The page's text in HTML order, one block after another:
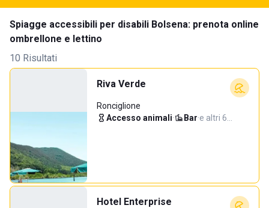
Spiagge accessibili per disabili Bolsena: prenota online
ombrellone e lettino
10 Risultati
Riva Verde
Ronciglione
Accesso animali· Bar·e altri 6…
Hotel Enterprise